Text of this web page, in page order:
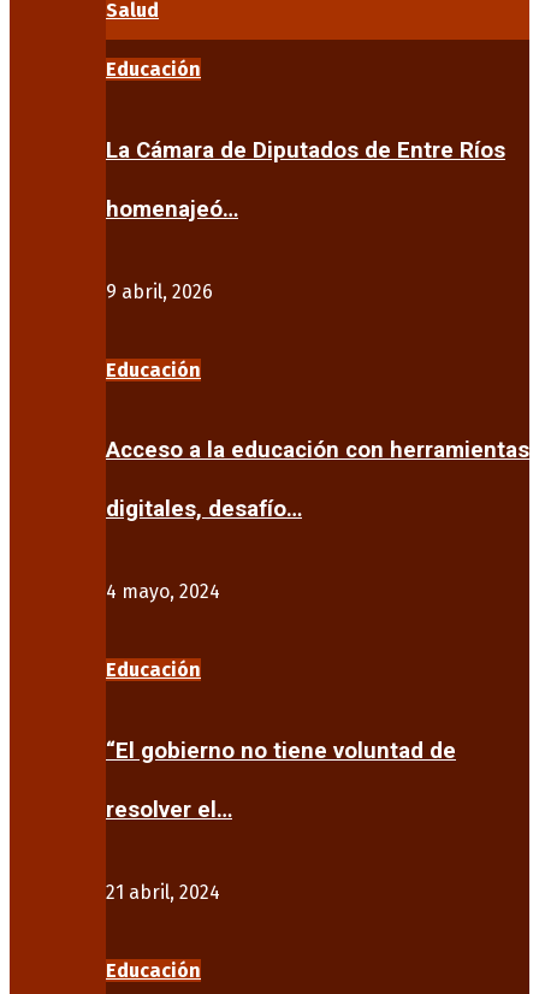
Salud
Educación
La Cámara de Diputados de Entre Ríos
homenajeó…
9 abril, 2026
Educación
Acceso a la educación con herramientas
digitales, desafío…
4 mayo, 2024
Educación
“El gobierno no tiene voluntad de
resolver el…
21 abril, 2024
Educación